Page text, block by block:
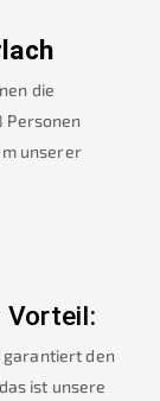
die
Personen
unserer
Vorteil:
garantiert den
ist unsere